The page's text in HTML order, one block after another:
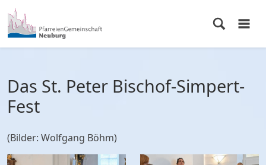
Das St. Peter Bischof-Simpert-
Fest
(Bilder: Wolfgang Böhm)